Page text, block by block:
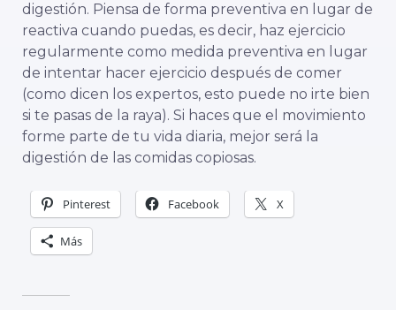
digestión. Piensa de forma preventiva en lugar de
reactiva cuando puedas, es decir, haz ejercicio
regularmente como medida preventiva en lugar
de intentar hacer ejercicio después de comer
(como dicen los expertos, esto puede no irte bien
si te pasas de la raya). Si haces que el movimiento
forme parte de tu vida diaria, mejor será la
digestión de las comidas copiosas.
Pinterest Facebook X
Más